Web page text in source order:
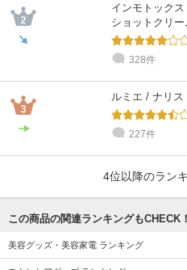
インモトック
ショットクリ
328件
ルミエ / ナリス
227件
4位以降のラン
この商品の関連ランキングもCHECK！
美容グッズ・美容家電 ランキング